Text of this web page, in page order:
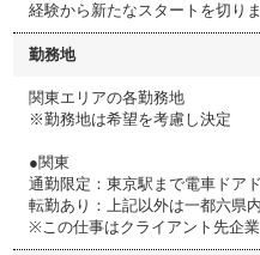
経験から新たなスタートを切り
勤務地
関東エリアの各勤務地
※勤務地は希望を考慮し決定
●関東
通勤限定：東京駅まで電車ドア
転勤あり：上記以外は一都六県
※この仕事はクライアント先企業